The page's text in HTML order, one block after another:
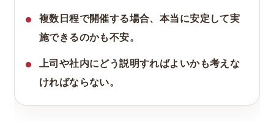
複数日程で開催する場合、本当に安定して実
施できるのかも不安。
上司や社内にどう説明すればよいかも考えな
ければならない。